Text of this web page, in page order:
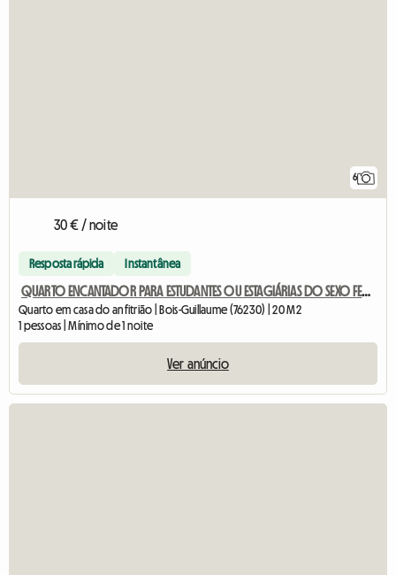
6
30 € / noite
Resposta rápida Instantânea
QUARTO ENCANTADOR PARA ESTUDANTES OU ESTAGIÁRIAS DO SEXO FEMININO
Quarto em casa do anfitrião | Bois-Guillaume (76230) | 20 M2
1 pessoas | Mínimo de 1 noite
Ver anúncio